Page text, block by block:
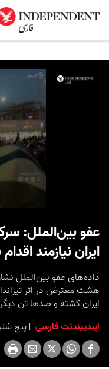
عفو بین‌الملل:
ایران نیازمند
داده‌های عفو بین‌الملل
هشت معترض در اثر
ایران کشته و صدها تن
ایندیپندنت فارسی پنج شنبه ۳۱ شهریور ۱۴۰۱ برابر با ۲۲